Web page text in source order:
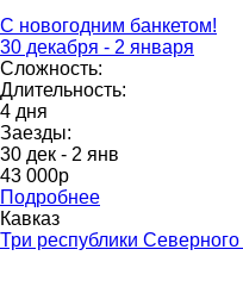
С новогодним банкетом!
30 декабря - 2 января
Сложность:
Длительность:
4 дня
Заезды:
30 дек - 2 янв
43 000p
Подробнее
Кавказ
Три республики Северного